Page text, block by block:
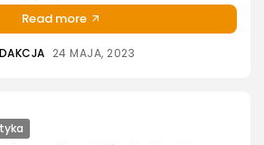
Read more
24 MAJA, 2023